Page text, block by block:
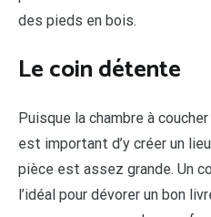
des pieds en bois.
Le coin détente
Puisque la chambre à
est important d’y créer un
pièce est assez grande. Un
l’idéal pour dévorer un bon